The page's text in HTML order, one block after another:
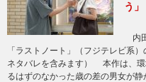
う」
内
「ラストノート」（フジテレビ系
ネタバレを含みます） 本作は、環
るはずのなかった歳の差の男女が